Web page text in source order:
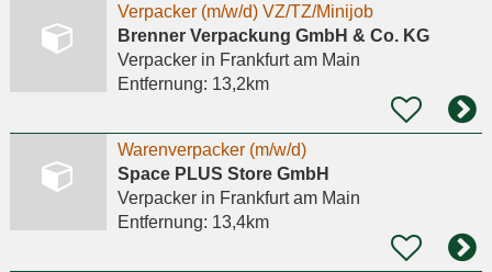
Verpacker (m/w/d) VZ/TZ/Minijob
Brenner Verpackung GmbH & Co. KG
Verpackerin Frankfurt am Main
Entfernung: 13,2km
Warenverpacker (m/w/d)
Space PLUS Store GmbH
Verpackerin Frankfurt am Main
Entfernung: 13,4km